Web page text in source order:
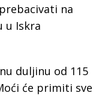
na
u Iskra
duljinu od 115
će primiti sve